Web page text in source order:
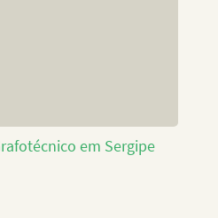
em Sergipe